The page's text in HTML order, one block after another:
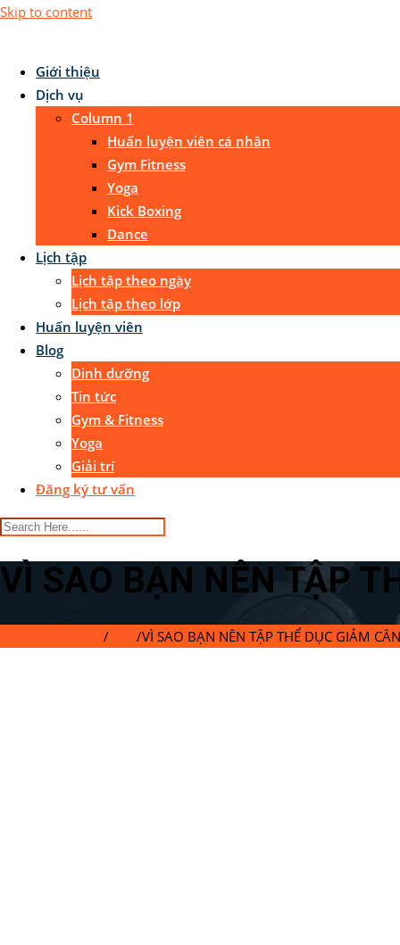
Skip to content
Giới thiệu
Dịch vụ
Column 1
Huấn luyện viên cá nhân
Gym Fitness
Yoga
Kick Boxing
Dance
Lịch tập
Lịch tập theo ngày
Lịch tập theo lớp
Huấn luyện viên
Blog
Dinh dưỡng
Tin tức
Gym & Fitness
Yoga
Giải trí
Đăng ký tư vấn
VÌ SAO BẠN NÊN TẬP
/ /VÌ SAO BẠN NÊN TẬP THỂ DỤC GIẢM